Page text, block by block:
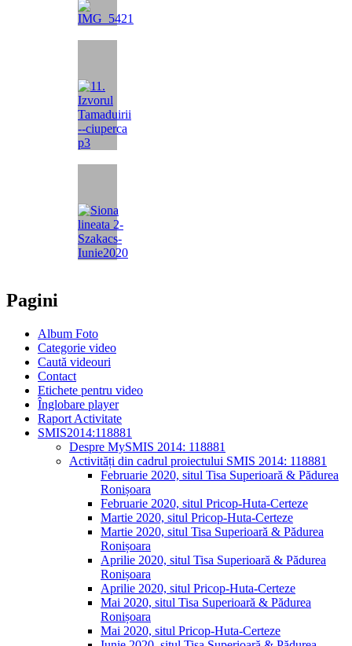
Pagini
Album Foto
Categorie video
Caută videouri
Contact
Etichete pentru video
Înglobare player
Raport Activitate
SMIS2014:118881
Despre MySMIS 2014: 118881
Activități din cadrul proiectului SMIS 2014: 118881
Februarie 2020, situl Tisa Superioară & Pădurea
Ronișoara
Februarie 2020, situl Pricop-Huta-Certeze
Martie 2020, situl Pricop-Huta-Certeze
Martie 2020, situl Tisa Superioară & Pădurea
Ronișoara
Aprilie 2020, situl Tisa Superioară & Pădurea
Ronișoara
Aprilie 2020, situl Pricop-Huta-Certeze
Mai 2020, situl Tisa Superioară & Pădurea
Ronișoara
Mai 2020, situl Pricop-Huta-Certeze